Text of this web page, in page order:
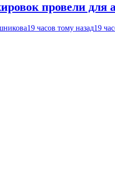
провели для
19 часов тому назад19